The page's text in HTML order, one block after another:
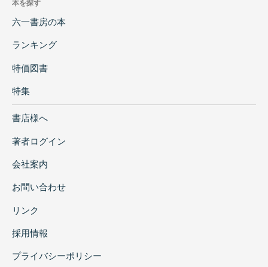
本を探す
六一書房の本
ランキング
特価図書
特集
書店様へ
著者ログイン
会社案内
お問い合わせ
リンク
採用情報
プライバシーポリシー